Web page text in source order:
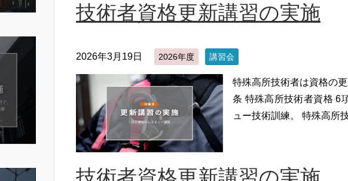
技術者資格更新講習の実施
2026年3月19日 2026年度 講習会
特殊高所技術者は資格の
条 特殊高所技術者資格 6
ュー技術訓練。 特殊高所